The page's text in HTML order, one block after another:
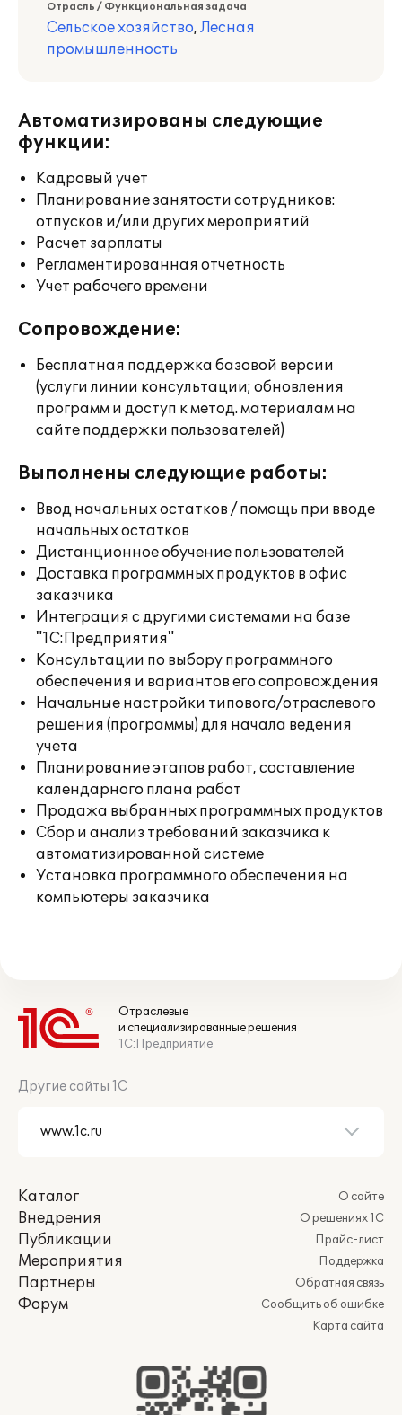
Отрасль / Функциональная задача
Сельское хозяйство, Лесная
промышленность
Автоматизированы следующие
функции:
Кадровый учет
Планирование занятости сотрудников:
отпусков и/или других мероприятий
Расчет зарплаты
Регламентированная отчетность
Учет рабочего времени
Сопровождение:
Бесплатная поддержка базовой версии
(услуги линии консультации; обновления
программ и доступ к метод. материалам на
сайте поддержки пользователей)
Выполнены следующие работы:
Ввод начальных остатков / помощь при вводе
начальных остатков
Дистанционное обучение пользователей
Доставка программных продуктов в офис
заказчика
Интеграция с другими системами на базе
"1С:Предприятия"
Консультации по выбору программного
обеспечения и вариантов его сопровождения
Начальные настройки типового/отраслевого
решения (программы) для начала ведения
учета
Планирование этапов работ, составление
календарного плана работ
Продажа выбранных программных продуктов
Сбор и анализ требований заказчика к
автоматизированной системе
Установка программного обеспечения на
компьютеры заказчика
Отраслевые
и специализированные решения
1С:Предприятие
Другие сайты 1С
Каталог
Внедрения
Публикации
Мероприятия
Партнеры
Форум
О сайте
О решениях 1С
Прайс-лист
Поддержка
Обратная связь
Сообщить об ошибке
Карта сайта